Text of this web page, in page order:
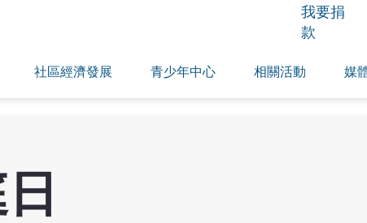
社區經濟發展 青少年中心 相關活動 媒
​我要捐
款